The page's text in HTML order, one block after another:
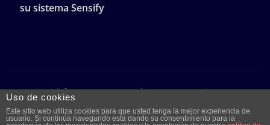
su sistema Sensify
Copyright © 2026 | Funciona conWordPress|
Frankfurt Newspor ThemeArile
Uso de cookies
Este sitio web utiliza cookies para que usted tenga la mejor experiencia de
usuario. Si continúa navegando está dando su consentimiento para la